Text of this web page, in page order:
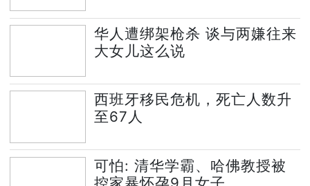
华人遭绑架枪杀 谈与两嫌往来
大女儿这么说
西班牙移民危机，死亡人数升
至67人
可怕: 清华学霸、哈佛教授被